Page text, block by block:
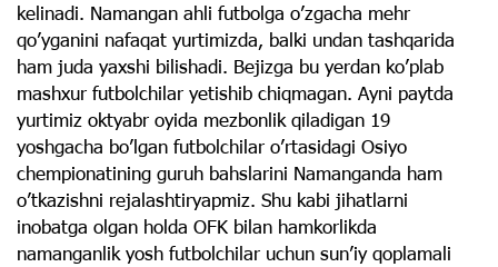
kelinadi. Namangan ahli futbolga oʼzgacha mehr
qoʼyganini nafaqat yurtimizda, balki undan tashqarida
ham juda yaxshi bilishadi. Bejizga bu yerdan koʼplab
mashxur futbolchilar yetishib chiqmagan. Ayni paytda
yurtimiz oktyabr oyida mezbonlik qiladigan 19
yoshgacha boʼlgan futbolchilar oʼrtasidagi Osiyo
chempionatining guruh bahslarini Namanganda ham
oʼtkazishni rejalashtiryapmiz. Shu kabi jihatlarni
inobatga olgan holda OFK bilan hamkorlikda
namanganlik yosh futbolchilar uchun sunʼiy qoplamali